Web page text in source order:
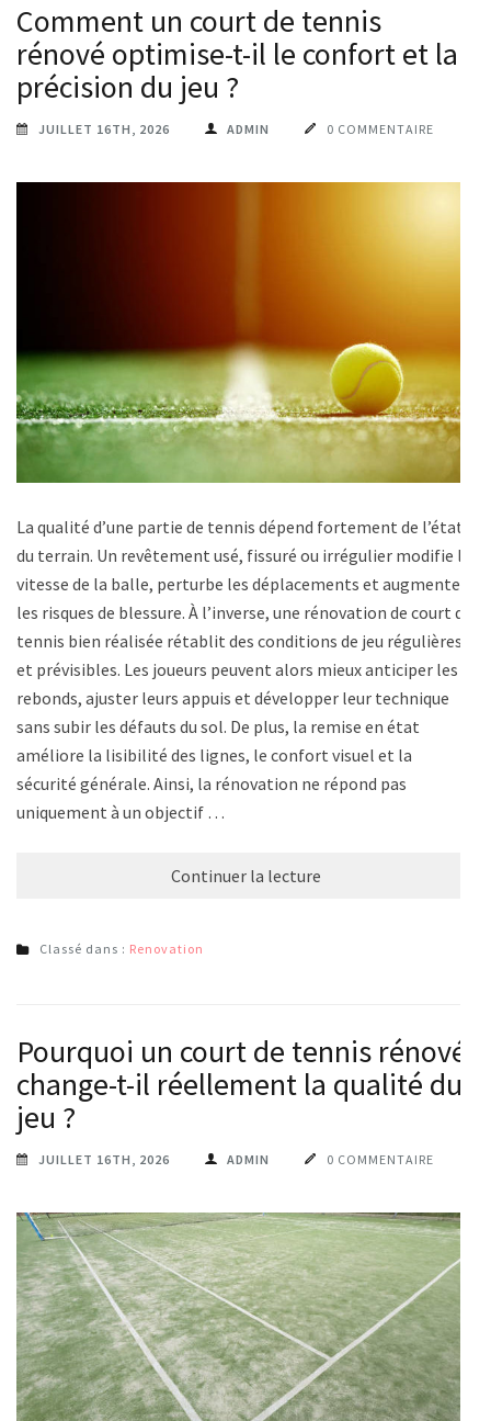
Comment un court de tennis
rénové optimise-t-il le confort et la
précision du jeu ?
JUILLET 16TH, 2026 ADMIN 0 COMMENTAIRE
La qualité d’une partie de tennis dépend fortement de l’état
du terrain. Un revêtement usé, fissuré ou irrégulier modifie la
vitesse de la balle, perturbe les déplacements et augmente
les risques de blessure. À l’inverse, une rénovation de court de
tennis bien réalisée rétablit des conditions de jeu régulières
et prévisibles. Les joueurs peuvent alors mieux anticiper les
rebonds, ajuster leurs appuis et développer leur technique
sans subir les défauts du sol. De plus, la remise en état
améliore la lisibilité des lignes, le confort visuel et la
sécurité générale. Ainsi, la rénovation ne répond pas
uniquement à un objectif …
Continuer la lecture
Classé dans : Renovation
Pourquoi un court de tennis rénové
change-t-il réellement la qualité du
jeu ?
JUILLET 16TH, 2026 ADMIN 0 COMMENTAIRE